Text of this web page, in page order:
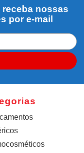
nossas
por e-mail